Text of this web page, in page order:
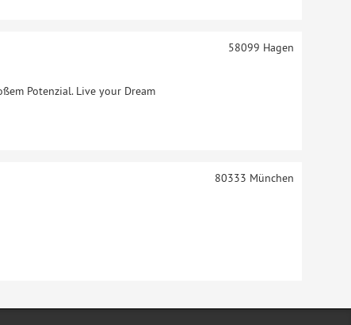
Potenzial. Live your Dream
58099 Hagen
80333 München